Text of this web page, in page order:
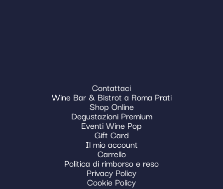
Contattaci
Wine Bar & Bistrot a Roma Prati
Shop Online
Degustazioni Premium
Eventi Wine Pop
Gift Card
Il mio account
Carrello
Politica di rimborso e reso
Privacy Policy
Cookie Policy